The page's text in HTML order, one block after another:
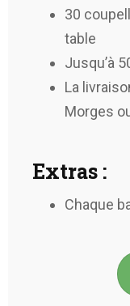
30
table
Jusqu’à
La
Morges
Extras :
Chaque